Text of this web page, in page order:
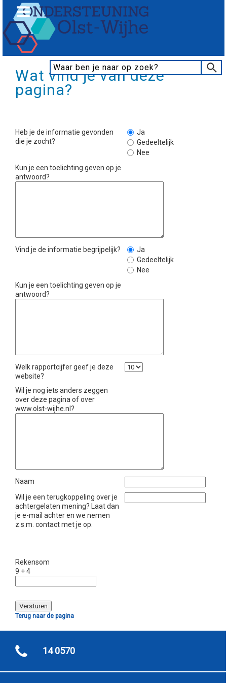
Wat vind je van deze
pagina?
Heb je de informatie gevonden
die je zocht?
Ja
Gedeeltelijk
Nee
Kun je een toelichting geven op je
antwoord?
Vind je de informatie begrijpelijk?
Ja
Gedeeltelijk
Nee
Kun je een toelichting geven op je
antwoord?
Welk rapportcijfer geef je deze
website?
Wil je nog iets anders zeggen
over deze pagina of over
www.olst-wijhe.nl?
Naam
Wil je een terugkoppeling over je
achtergelaten mening? Laat dan
je e-mail achter en we nemen
z.s.m. contact met je op.
Rekensom
9 + 4
Terug naar de pagina
14 0570